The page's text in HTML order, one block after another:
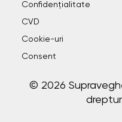
Confidențialitate
CVD
Cookie-uri
Consent
© 2026